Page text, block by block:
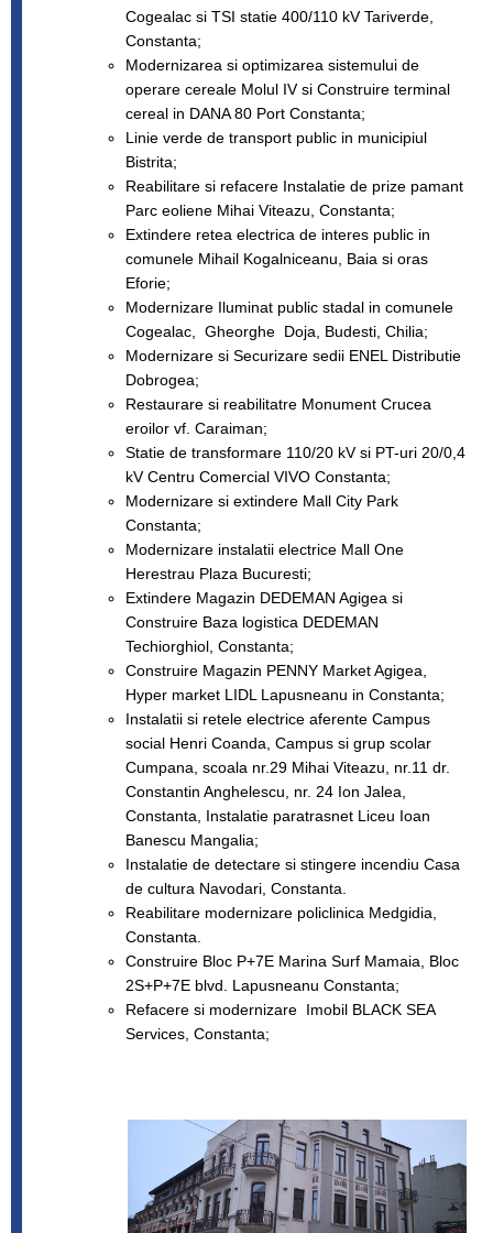
Cogealac si TSI statie 400/110 kV Tariverde,
Constanta;
Modernizarea si optimizarea sistemului de
operare cereale Molul IV si Construire terminal
cereal in DANA 80 Port Constanta;
Linie verde de transport public in municipiul
Bistrita;
Reabilitare si refacere Instalatie de prize pamant
Parc eoliene Mihai Viteazu, Constanta;
Extindere retea electrica de interes public in
comunele Mihail Kogalniceanu, Baia si oras
Eforie;
Modernizare Iluminat public stadal in comunele
Cogealac, Gheorghe Doja, Budesti, Chilia;
Modernizare si Securizare sedii ENEL Distributie
Dobrogea;
Restaurare si reabilitatre Monument Crucea
eroilor vf. Caraiman;
Statie de transformare 110/20 kV si PT-uri 20/0,4
kV Centru Comercial VIVO Constanta;
Modernizare si extindere Mall City Park
Constanta;
Modernizare instalatii electrice Mall One
Herestrau Plaza Bucuresti;
Extindere Magazin DEDEMAN Agigea si
Construire Baza logistica DEDEMAN
Techiorghiol, Constanta;
Construire Magazin PENNY Market Agigea,
Hyper market LIDL Lapusneanu in Constanta;
Instalatii si retele electrice aferente Campus
social Henri Coanda, Campus si grup scolar
Cumpana, scoala nr.29 Mihai Viteazu, nr.11 dr.
Constantin Anghelescu, nr. 24 Ion Jalea,
Constanta, Instalatie paratrasnet Liceu Ioan
Banescu Mangalia;
Instalatie de detectare si stingere incendiu Casa
de cultura Navodari, Constanta.
Reabilitare modernizare policlinica Medgidia,
Constanta.
Construire Bloc P+7E Marina Surf Mamaia, Bloc
2S+P+7E blvd. Lapusneanu Constanta;
Refacere si modernizare Imobil BLACK SEA
Services, Constanta;